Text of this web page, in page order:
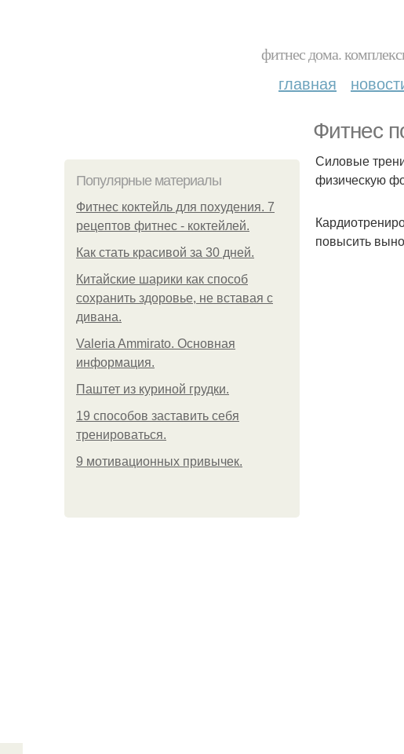
фитнес дома.
главная
Фитнес
Популярные материалы
Фитнес коктейль для похудения. 7
рецептов фитнес - коктейлей.
Как стать красивой за 30 дней.
Китайские шарики как способ
сохранить здоровье, не вставая с
дивана.
Valeria Ammirato. Основная
информация.
Паштет из куриной грудки.
19 способов заставить себя
тренироваться.
9 мотивационных привычек.
Силовые
физическую
повысить